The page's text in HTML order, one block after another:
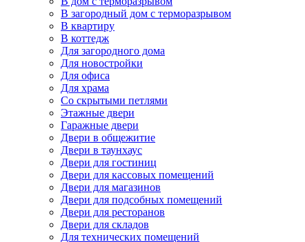
В загородный дом с терморазрывом
В квартиру
В коттедж
Для загородного дома
Для новостройки
Для офиса
Для храма
Со скрытыми петлями
Этажные двери
Гаражные двери
Двери в общежитие
Двери в таунхаус
Двери для гостиниц
Двери для кассовых помещений
Двери для магазинов
Двери для подсобных помещений
Двери для ресторанов
Двери для складов
Для технических помещений